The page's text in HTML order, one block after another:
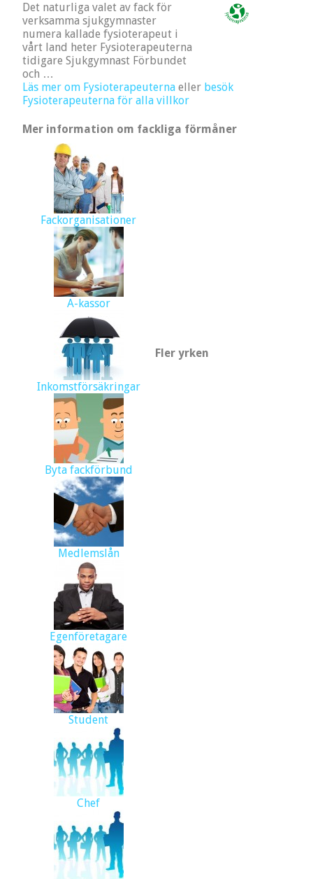
Det naturliga valet av fack för
verksamma sjukgymnaster
numera kallade fysioterapeut i
vårt land heter Fysioterapeuterna
tidigare Sjukgymnast Förbundet
och …
Läs mer om Fysioterapeuternaeller besök
Fysioterapeuterna för alla villkor
Mer information om fackliga förmåner
Fackorganisationer
A-kassor
Inkomstförsäkringar
Byta fackförbund
Medlemslån
Fler yrken
Egenföretagare
Student
Chef